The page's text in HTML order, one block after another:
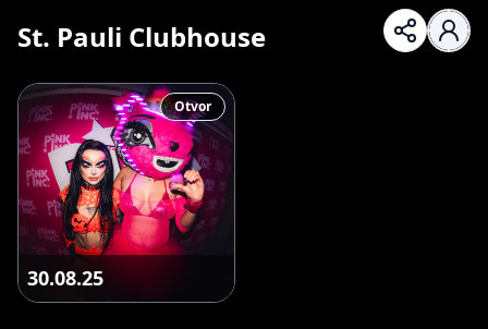
St. Pauli Clubhouse
30.08.25
Otvor